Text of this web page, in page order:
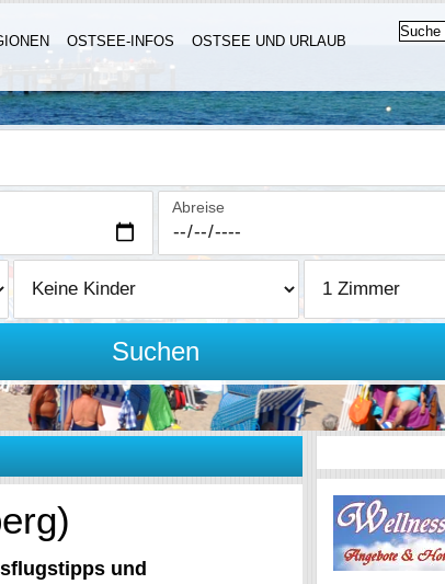
OSTSEE-INFOS
OSTSEE UND URLAUB
Abreise
Suchen
und